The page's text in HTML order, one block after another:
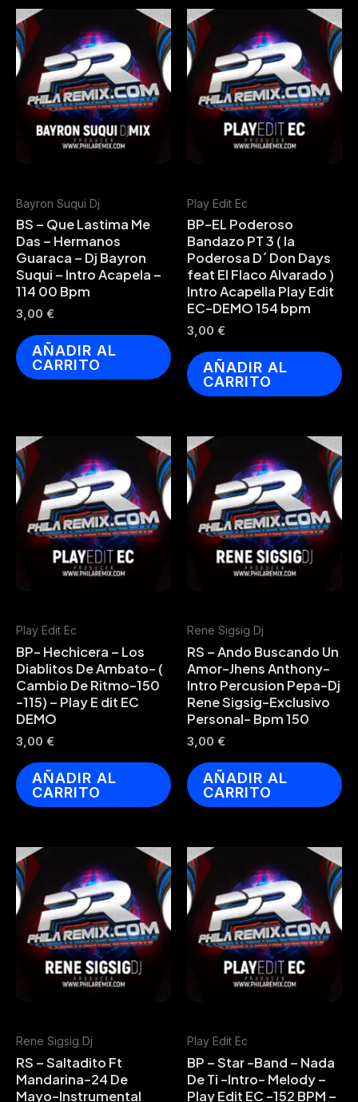
Bayron Suqui Dj
BS – Que Lastima Me
Das – Hermanos
Guaraca – Dj Bayron
Suqui – Intro Acapela –
114 00 Bpm
3,00 €
AÑADIR AL
CARRITO
Play Edit Ec
BP-EL Poderoso
Bandazo PT 3 ( la
Poderosa D´ Don Days
feat El Flaco Alvarado )
Intro Acapella Play Edit
EC-DEMO 154 bpm
3,00 €
AÑADIR AL
CARRITO
Play Edit Ec
BP- Hechicera – Los
Diablitos De Ambato- (
Cambio De Ritmo-150
-115) – Play E dit EC
DEMO
3,00 €
AÑADIR AL
CARRITO
Rene Sigsig Dj
RS – Ando Buscando Un
Amor-Jhens Anthony-
Intro Percusion Pepa-Dj
Rene Sigsig-Exclusivo
Personal- Bpm 150
3,00 €
AÑADIR AL
CARRITO
Rene Sigsig Dj
RS – Saltadito Ft
Mandarina-24 De
Mayo-Instrumental
Play Edit Ec
BP – Star -Band – Nada
De Ti -Intro- Melody –
Play Edit EC -152 BPM –